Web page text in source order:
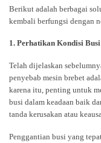
Berikut adalah berbagai
kembali berfungsi dengan
1. Perhatikan Kondisi Busi
Telah dijelaskan
penyebab mesin brebet
karena itu, penting untuk
busi dalam keadaan baik
tanda kerusakan atau
Penggantian busi yang